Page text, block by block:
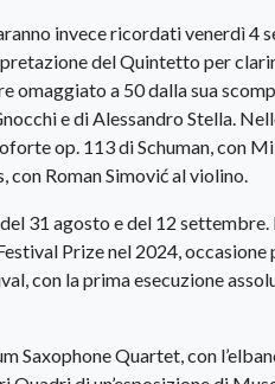
invece ricordati venerdì 4
del Quintetto per
omaggiato a 50 dalla sua
e di Alessandro Stella.
op. 113 di Schuman, con
Roman Simović al violino.
31 agosto e del 12
Prize nel 2024,
con la prima esecuzione
Saxophone Quartet, con